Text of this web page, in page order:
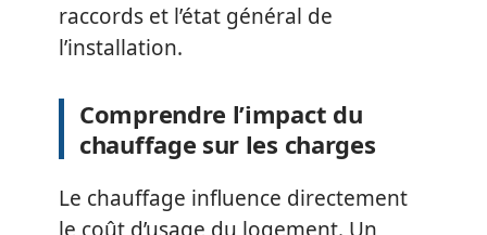
raccords et l’état général de
l’installation.
Comprendre l’impact du
chauffage sur les charges
Le chauffage influence directement